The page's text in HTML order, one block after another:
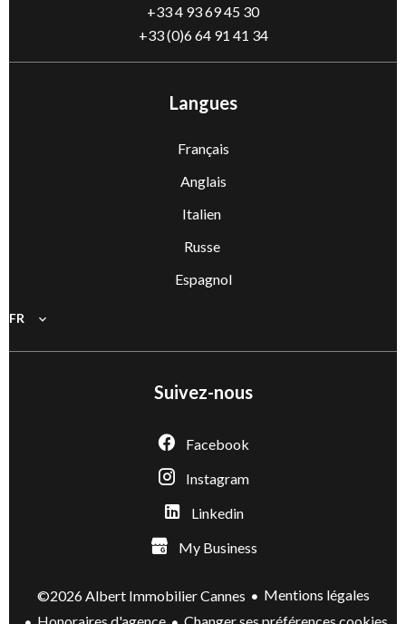
+33 4 93 69 45 30
+33 (0)6 64 91 41 34
Langues
Français
Anglais
Italien
Russe
Espagnol
FR
Suivez-nous
Facebook
Instagram
Linkedin
My Business
©2026 Albert Immobilier Cannes
Mentions légales